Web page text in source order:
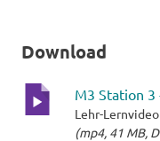
Download
M3 Station 3
Lehr-
(mp4, 41 MB,